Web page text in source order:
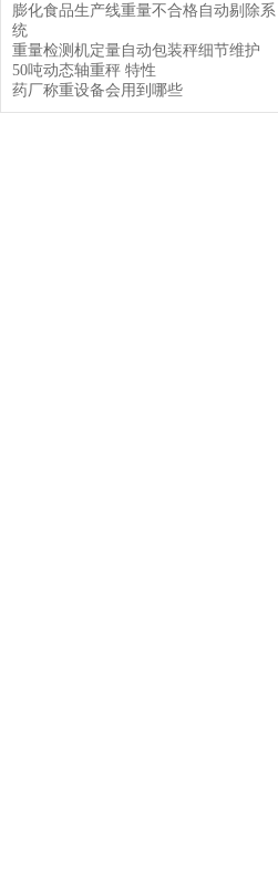
膨化食品生产线重量不合格自动剔除系
统
重量检测机定量自动包装秤细节维护
50吨动态轴重秤 特性
药厂称重设备会用到哪些